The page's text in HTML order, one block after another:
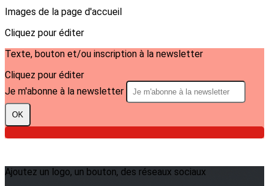
Images de la page d'accueil
Cliquez pour éditer
Texte, bouton et/ou inscription à la newsletter
Cliquez pour éditer
Je m'abonne à la newsletter
OK
Ajoutez un logo, un bouton, des réseaux sociaux